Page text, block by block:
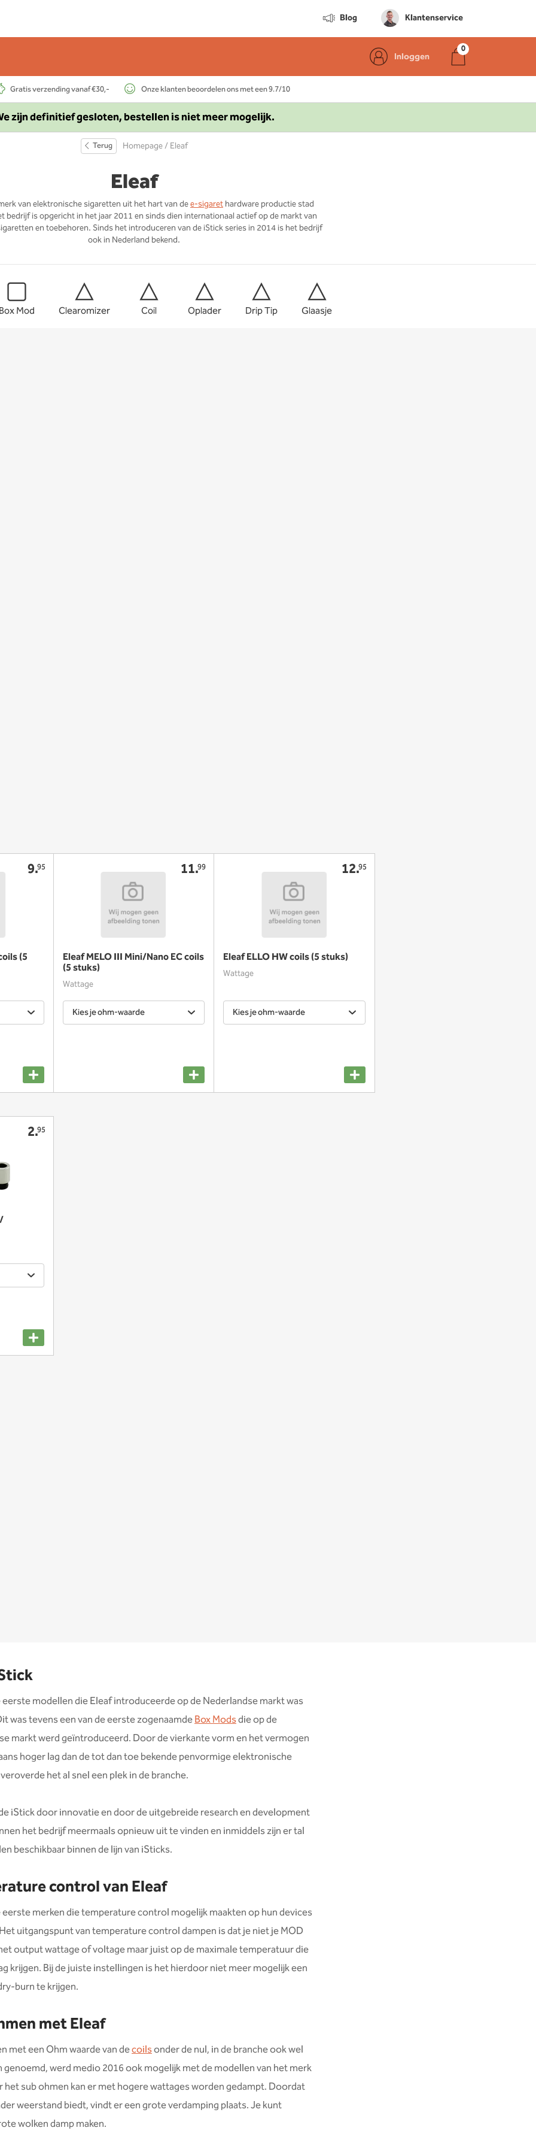
Blog Klantenservice
Inloggen
Gratis verzending vanaf €30,- Onze klanten beoordelen ons met een 9.7/10
zijn definitief gesloten, bestellen is niet meer mogelijk.
Terug Homepage/ Eleaf
Eleaf
van elektronische sigaretten uit het hart van dee-sigarethardware productie stad
bedrijf is opgericht in het jaar 2011 en sinds dien internationaal actief op de markt van
en toebehoren. Sinds het introduceren van de iStick series in 2014 is het bedrijf
ook in Nederland bekend.
Box Mod Clearomizer Coil Oplader Drip Tip Glaasje
9.95
(5
11.99
Eleaf MELO III Mini/Nano EC coils
(5 stuks)
Wattage
Kies je ohm-waarde
12.95
Eleaf ELLO HW coils (5 stuks)
Wattage
Kies je ohm-waarde
2.95
eerste modellen die Eleaf introduceerde op de Nederlandse markt was
was tevens een van de eerste zogenaamdeBox Modsdie op de
markt werd geïntroduceerd. Door de vierkante vorm en het vermogen
hoger lag dan de tot dan toe bekende penvormige elektronische
het al snel een plek in de branche.
iStick door innovatie en door de uitgebreide research en development
het bedrijf meermaals opnieuw uit te vinden en inmiddels zijn er tal
beschikbaar binnen de lijn van iSticks.
control van Eleaf
eerste merken die temperature control mogelijk maakten op hun devices
uitgangspunt van temperature control dampen is dat je niet je MOD
output wattage of voltage maar juist op de maximale temperatuur die
krijgen. Bij de juiste instellingen is het hierdoor niet meer mogelijk een
burn te krijgen.
met Eleaf
met een Ohm waarde van decoilsonder de nul, in de branche ook wel
genoemd, werd medio 2016 ook mogelijk met de modellen van het merk
het sub ohmen kan er met hogere wattages worden gedampt. Doordat
weerstand biedt, vindt er een grote verdamping plaats. Je kunt
wolken damp maken.